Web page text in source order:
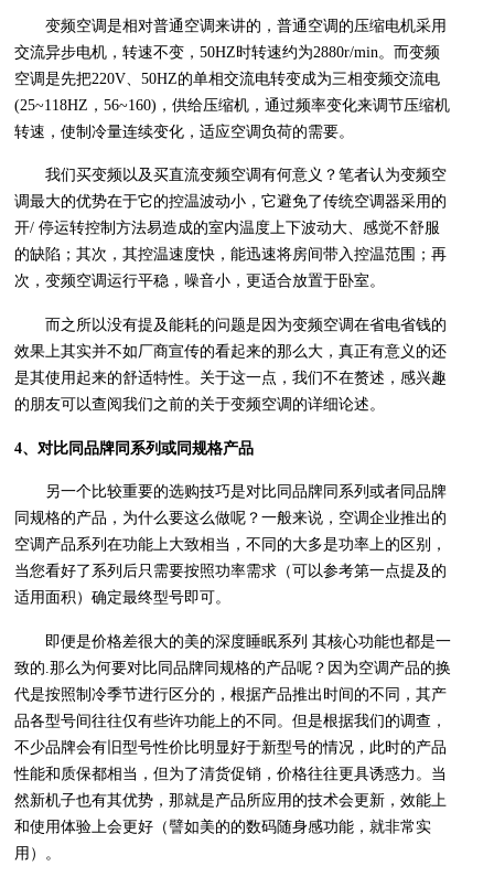
变频空调是相对普通空调来讲的，普通空调的压缩电机采用
交流异步电机，转速不变，50HZ时转速约为2880r/min。而变频
空调是先把220V、50HZ的单相交流电转变成为三相变频交流电
(25~118HZ，56~160)，供给压缩机，通过频率变化来调节压缩机
转速，使制冷量连续变化，适应空调负荷的需要。
我们买变频以及买直流变频空调有何意义？笔者认为变频空
调最大的优势在于它的控温波动小，它避免了传统空调器采用的
开/ 停运转控制方法易造成的室内温度上下波动大、感觉不舒服
的缺陷；其次，其控温速度快，能迅速将房间带入控温范围；再
次，变频空调运行平稳，噪音小，更适合放置于卧室。
而之所以没有提及能耗的问题是因为变频空调在省电省钱的
效果上其实并不如厂商宣传的看起来的那么大，真正有意义的还
是其使用起来的舒适特性。关于这一点，我们不在赘述，感兴趣
的朋友可以查阅我们之前的关于变频空调的详细论述。
4、对比同品牌同系列或同规格产品
另一个比较重要的选购技巧是对比同品牌同系列或者同品牌
同规格的产品，为什么要这么做呢？一般来说，空调企业推出的
空调产品系列在功能上大致相当，不同的大多是功率上的区别，
当您看好了系列后只需要按照功率需求（可以参考第一点提及的
适用面积）确定最终型号即可。
即便是价格差很大的美的深度睡眠系列 其核心功能也都是一
致的.那么为何要对比同品牌同规格的产品呢？因为空调产品的换
代是按照制冷季节进行区分的，根据产品推出时间的不同，其产
品各型号间往往仅有些许功能上的不同。但是根据我们的调查，
不少品牌会有旧型号性价比明显好于新型号的情况，此时的产品
性能和质保都相当，但为了清货促销，价格往往更具诱惑力。当
然新机子也有其优势，那就是产品所应用的技术会更新，效能上
和使用体验上会更好（譬如美的的数码随身感功能，就非常实
用）。